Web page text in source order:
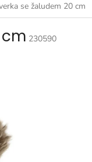
se žaludem 20 cm
230590